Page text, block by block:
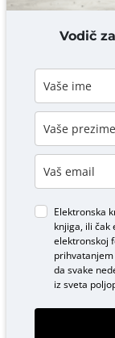
Vodič
Elektronska
knjiga, ili čak
elektronskoj
da svake
iz sveta